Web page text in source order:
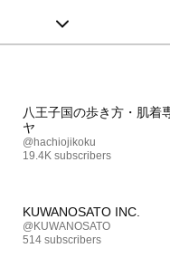
八王子国の歩き方・肌着
ヤ
@hachiojikoku
19.4K subscribers
KUWANOSATO INC.
@KUWANOSATO
514 subscribers